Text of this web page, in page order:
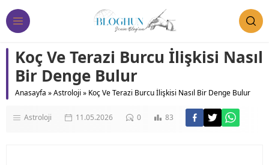
Koç Ve Terazi Burcu İlişkisi Nasıl
Bir Denge Bulur
Anasayfa »Astroloji » Koç Ve Terazi Burcu İlişkisi Nasıl Bir Denge Bulur
Astroloji 11.05.2026 0 83